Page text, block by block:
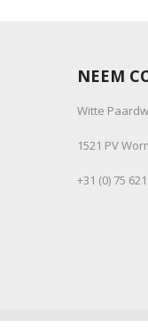
NEEM
Witte
1521 PV
+31 (0) 75